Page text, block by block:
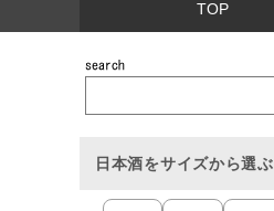
TOP
日本酒をサイズから選ぶ